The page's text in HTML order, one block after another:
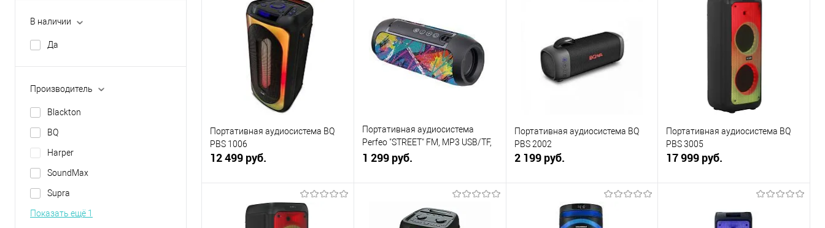
В наличии
Да
Производитель
Blackton
BQ
Harper
SoundMax
Supra
Показать ещё 1
Купить в 1 клик
К сравнению
В избранное
В наличии
Купить в 1 клик
В избранное
В наличии
В избранное
Под заказ
К сравнению
В наличии
Портативная аудиосистема BQ
PBS 1006
12 499 руб.
В корзину
Портативная аудиосистема
Perfeo "STREET" FM, MP3 USB/TF,
AUX, TWS, LED, HF, 10Вт, волны
1 299 руб.
Портативная аудиосистема BQ
PBS 2002
2 199 руб.
В корзину
Портативная аудиосистема BQ
PBS 3005
17 999 руб.